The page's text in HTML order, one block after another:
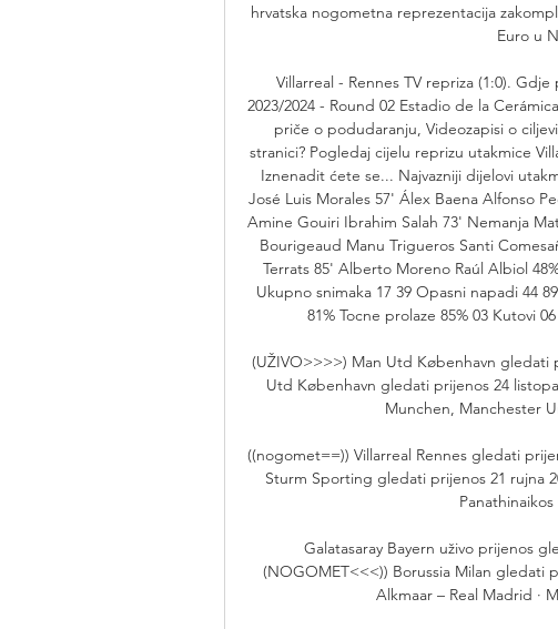
hrvatska nogometna reprezentacija
Euro u
Villarreal - Rennes TV repriza (1:0).
2023/2024 - Round 02 Estadio de la
priče o podudaranju, Videozapisi o
stranici? Pogledaj cijelu reprizu utakmice
Iznenadit ćete se... Najvazniji dijelovi
José Luis Morales 57' Álex Baena Alfonso
Amine Gouiri Ibrahim Salah 73' Nemanja
Bourigeaud Manu Trigueros Santi
Terrats 85' Alberto Moreno Raúl Albiol
Ukupno snimaka 17 39 Opasni napadi 44
81% Tocne prolaze 85% 03 Kutovi
(UŽIVO>>>>) Man Utd København
Utd København gledati prijenos 24
Munchen, Manchester
((nogomet==)) Villarreal Rennes gledati
Sturm Sporting gledati prijenos 21 rujna
Galatasaray Bayern uživo prijenos
(NOGOMET<<<)) Borussia Milan gledati
Alkmaar – Real Madrid ·